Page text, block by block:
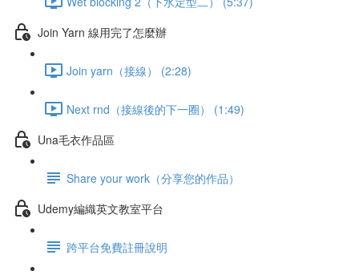
Join Yarn 線用完了怎麼辦
Join yarn（接線） (2:28)
Next rnd（接線後的下一圈） (1:49)
Una毛衣作品區
Share your work（分享您的作品）
Udemy編織英文教室平台
跨平台免費註冊說明